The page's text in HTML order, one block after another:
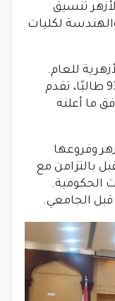
تنسيق
لكليات
للعام.
الدراسي 2021 – 2022 المنتهي 93132 طالبًا، تقدم
فقط وفق ما أعلنه
وفروعها
بالتزامن مع
الحكومية.
قبل الجامعي.